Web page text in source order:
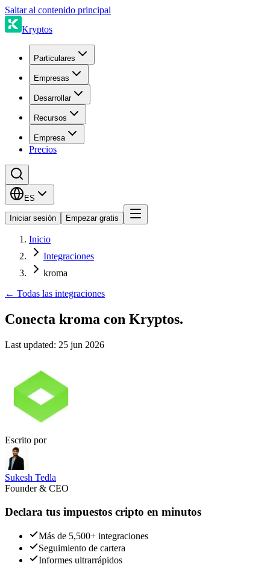
Saltar al contenido principal
Kryptos
Particulares
Empresas
Desarrollar
Recursos
Empresa
Precios
ES
Iniciar sesión Empezar gratis
Inicio
Integraciones
kroma
← Todas las integraciones
Conecta kroma con Kryptos.
Last updated: 25 jun 2026
Escrito por
Sukesh Tedla
Founder & CEO
Declara tus impuestos cripto en minutos
Más de 5,500+ integraciones
Seguimiento de cartera
Informes ultrarrápidos